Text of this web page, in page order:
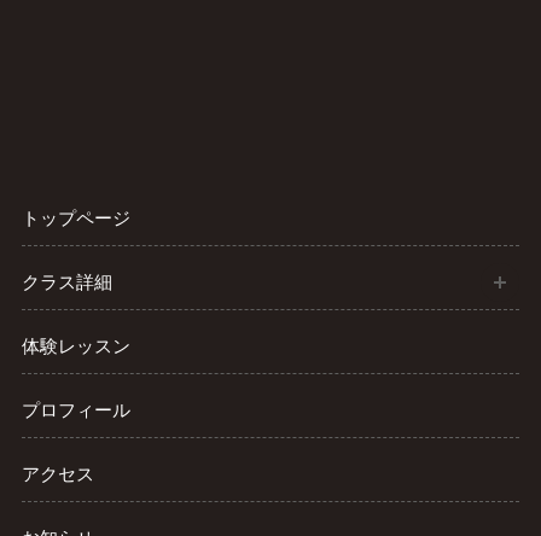
トップページ
クラス詳細
体験レッスン
プロフィール
アクセス